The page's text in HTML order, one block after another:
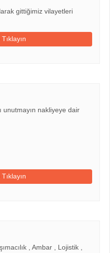
gittiğimiz vilayetleri
unutmayın nakliyeye dair
, Ambar , Lojistik ,